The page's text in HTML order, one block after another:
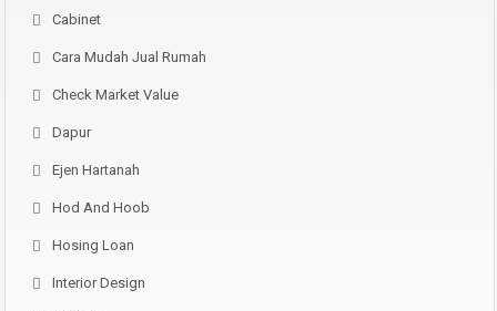
Cabinet
Cara Mudah Jual Rumah
Check Market Value
Dapur
Ejen Hartanah
Hod And Hoob
Hosing Loan
Interior Design